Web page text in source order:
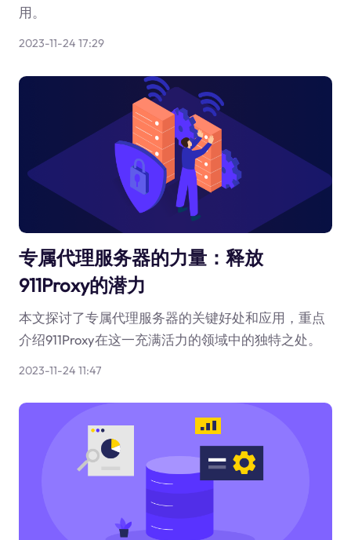
用。
2023-11-24 17:29
专属代理服务器的力量：释放
911Proxy的潜力
本文探讨了专属代理服务器的关键好处和应用，重点
介绍911Proxy在这一充满活力的领域中的独特之处。
2023-11-24 11:47